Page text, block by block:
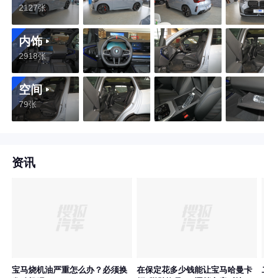
2127张
内饰
2918张
空间
79张
资讯
宝马烧机油严重怎么办？必须换
在保定花多少钱能让宝马哈曼卡